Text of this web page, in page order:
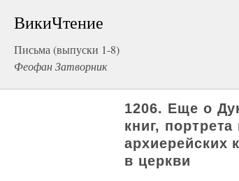
ВикиЧтение
Письма (выпуски 1-8)
Феофан Затворник
1206. Еще о
книг,
архиерейских
в церкви